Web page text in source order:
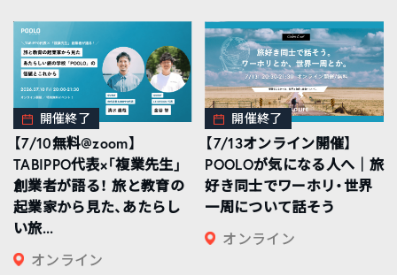
開催終了
【7/10無料@zoom】
TABIPPO代表×「複業先生」
創業者が語る！ 旅と教育の
起業家から見た、あたらし
い旅...
オンライン
開催終了
【7/13オンライン開催】
POOLOが気になる人へ｜旅
好き同士でワーホリ・世界
一周について話そう
オンライン